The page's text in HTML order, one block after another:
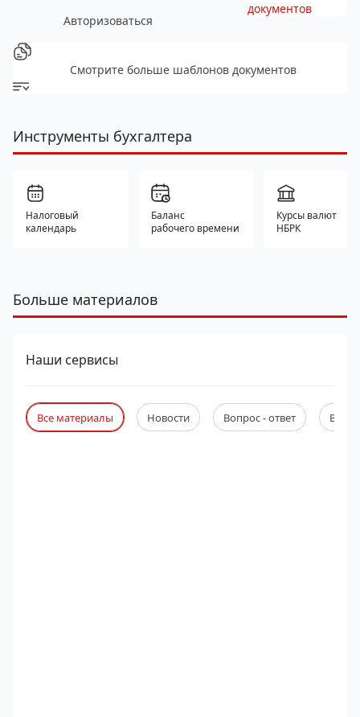
Авторизоваться
документов
Смотрите больше шаблонов документов
Инструменты бухгалтера
Налоговый
календарь
Баланс
рабочего времени
Курсы валют
НБРК
Больше материалов
Наши сервисы
Все материалы Новости Вопрос - ответ